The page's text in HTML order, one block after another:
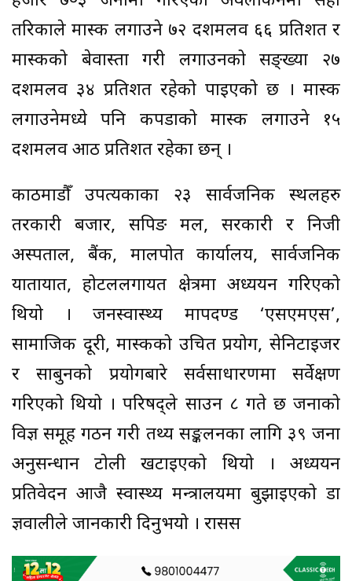
तरिकाले मास्क लगाउने ७२ दशमलव ६६ प्रतिशत र
मास्कको बेवास्ता गरी लगाउनको सङ्ख्या २७
दशमलव ३४ प्रतिशत रहेको पाइएको छ । मास्क
लगाउनेमध्ये पनि कपडाको मास्क लगाउने १५
दशमलव आठ प्रतिशत रहेका छन् ।
काठमाडौँ उपत्यकाका २३ सार्वजनिक स्थलहरु
तरकारी बजार, सपिङ मल, सरकारी र निजी
अस्पताल, बैंक, मालपोत कार्यालय, सार्वजनिक
यातायात, होटललगायत क्षेत्रमा अध्ययन गरिएको
थियो । जनस्वास्थ्य मापदण्ड ‘एसएमएस’,
सामाजिक दूरी, मास्कको उचित प्रयोग, सेनिटाइजर
र साबुनको प्रयोगबारे सर्वसाधारणमा सर्वेक्षण
गरिएको थियो । परिषद्ले साउन ८ गते छ जनाको
विज्ञ समूह गठन गरी तथ्य सङ्कलनका लागि ३९ जना
अनुसन्धान टोली खटाइएको थियो । अध्ययन
प्रतिवेदन आजै स्वास्थ्य मन्त्रालयमा बुझाइएको डा
ज्ञवालीले जानकारी दिनुभयो । रासस